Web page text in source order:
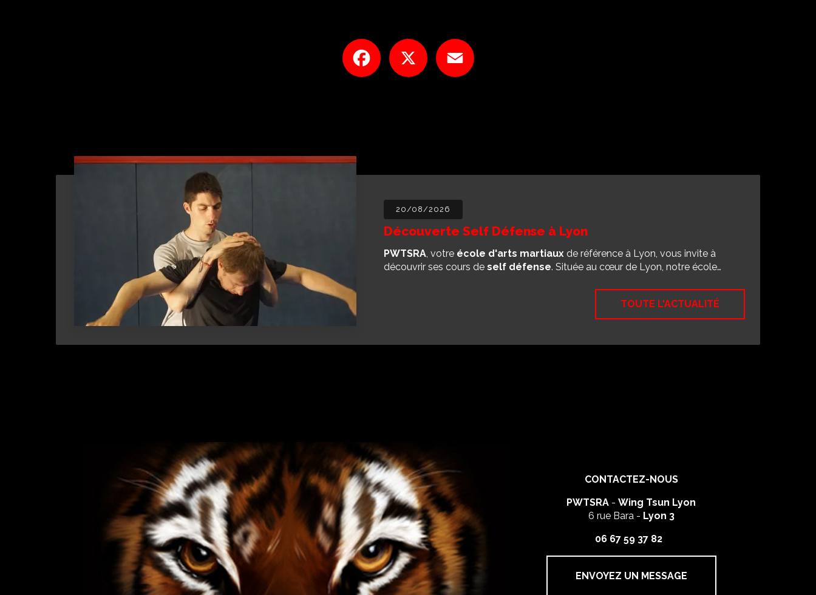
Facebook
20/08/2026
Découverte Self Défense à Lyon
PWTSRA , votre école d'arts martiaux de référence à Lyon, vous invite à
découvrir ses cours de self défense. Située au cœur de Lyon, notre école…
TOUTE L'ACTUALITÉ
CONTACTEZ-NOUS
PWTSRA -Wing Tsun Lyon
6 rue Bara - Lyon 3
06 67 59 37 82
ENVOYEZ UN MESSAGE